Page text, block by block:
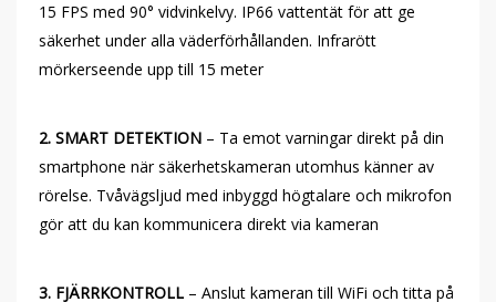
15 FPS med 90° vidvinkelvy. IP66 vattentät för att ge
säkerhet under alla väderförhållanden. Infrarött
mörkerseende upp till 15 meter
2. SMART DETEKTION – Ta emot varningar direkt på din
smartphone när säkerhetskameran utomhus känner av
rörelse. Tvåvägsljud med inbyggd högtalare och mikrofon
gör att du kan kommunicera direkt via kameran
3. FJÄRRKONTROLL – Anslut kameran till WiFi och titta på